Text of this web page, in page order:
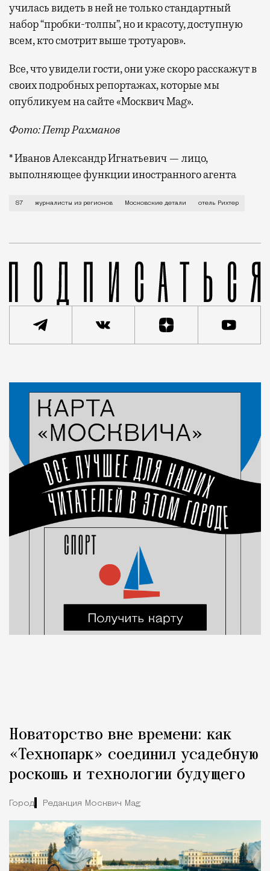
училась видеть в ней не только стандартный
набор “пробки-толпы”, но и красоту, доступную
всем, кто смотрит выше тротуаров».
Все, что увидели гости, они уже скоро расскажут в
своих подробных репортажах, которые мы
опубликуем на сайте «Москвич Mag».
Фото: Петр Рахманов
* Иванов Александр Игнатьевич — лицо,
выполняющее функции иностранного агента
S7 журналисты из регионов Московские детали отель Рихтер
Город
Новаторство вне времени: как
«Технопарк» соединил усадебную
роскошь и технологии будущего
Город Редакция Москвич Mag